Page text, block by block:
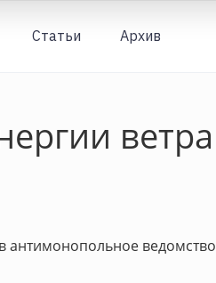
Статьи Архив
ветра
антимонопольное ведомство